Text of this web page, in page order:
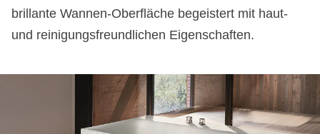
brillante Wannen-Oberfläche begeistert mit haut-
und reinigungsfreundlichen Eigenschaften.